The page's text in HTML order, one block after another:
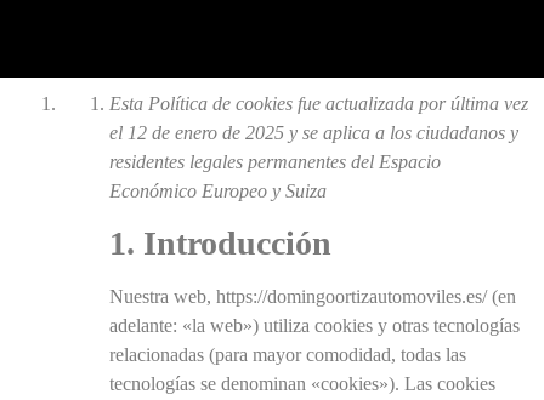
Esta Política de cookies fue actualizada por última vez
el 12 de enero de 2025 y se aplica a los ciudadanos y
residentes legales permanentes del Espacio
Económico Europeo y Suiza
1. Introducción
Nuestra web, https://domingoortizautomoviles.es/ (en
adelante: «la web») utiliza cookies y otras tecnologías
relacionadas (para mayor comodidad, todas las
tecnologías se denominan «cookies»). Las cookies